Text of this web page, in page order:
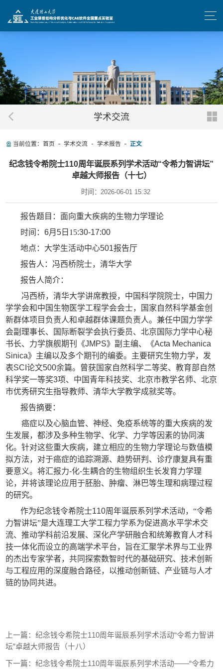
学术交流
当前位置： 首页 学术交流 学术报告 正文
纪念钱令希院士110周年诞辰系列学术活动“令希力智讲坛”
卓越大师报告（十七）
时间：2026-06-01 15:32
报告题目：面向重大疾病的生物力学理论
时间： 6月 5日 15:30-17:00
地点：大学生活动中心501报告厅
报告人：冯西桥院士，清华大学
报告人简介：
冯西桥，清华大学讲席教授，中国科学院院士，中国力
学学会和中国生物医学工程学会会士，国家自然科学基金创
新群体项目负责人和卓越群体课题负责人。兼任中国力学学
会副理事长、国际断裂学会执行委员、北京国际力学中心秘
书长、力学旗舰期刊《JMPS》副主编、《Acta Mechanica
Sinica》主编以及多个期刊的编委。主要研究生物力学，发
表SCI论文500余篇。曾获国家自然科学二等奖、教育部自然
科学奖一等奖3项、中国青年科技奖、北京市教学名师、北京
市优秀研究生指导教师、清华大学教学成就奖等。
报告摘要：
癌症以及心脑血管、神经、免疫系统等的重大疾病的发
生发展，都涉及多种生物学、化学、力学等因素的协同演
化。针对这些重大疾病，建立相应的生物力学理论与数值模
拟方法，对于癌症的追踪溯源、趋势研判、诊疗康复具有重
要意义。将汇报力-化-生耦合的生物组织生长发育力学理
论，并将该理论应用于胚胎、肿瘤、淋巴等生理和病理过程
的研究。
作为纪念钱令希院士110周年诞辰系列学术活动，“令希
力智讲坛”是大连理工大学工程力学系为促进高水平学术交
流、推动学科前沿发展、深化产学研融合和统筹教育人才科
技一体化而设立的高端学术平台，旨在汇聚学术界与工业界
的杰出专家学者，共同探索数智时代的基础研究、技术创新
与工程应用的深度融合路径，以推动创新链、产业链与人才
链的协同共进。
上一篇：纪念钱令希院士110周年诞辰系列学术活动“令希力智讲
坛”卓越大师报告（十八）
下一篇：纪念钱令希院士110周年诞辰系列学术活动——“令希力